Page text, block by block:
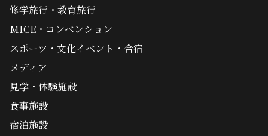
修学旅行・教育旅行
MICE・コンベンション
スポーツ・文化イベント・合宿
メディア
見学・体験施設
食事施設
宿泊施設